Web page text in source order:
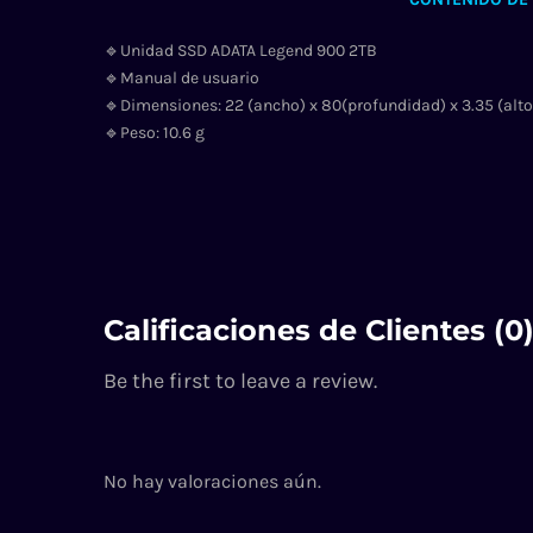
🔹Unidad SSD ADATA Legend 900 2TB
🔹Manual de usuario
🔹Dimensiones: 22 (ancho) x 80(profundidad) x 3.35
🔹Peso: 10.6 g
Calificaciones de Clientes (0)
Be the first to leave a review.
No hay valoraciones aún.